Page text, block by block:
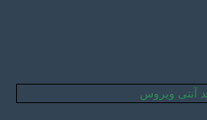
آنتی ویروس